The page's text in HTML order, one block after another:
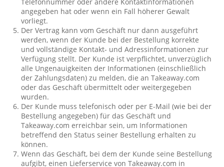
angegeben hat oder wenn ein Fall höherer Gewalt
vorliegt.
Der Vertrag kann vom Geschäft nur dann ausgeführt
werden, wenn der Kunde bei der Bestellung korrekte
und vollständige Kontakt- und Adressinformationen zur
Verfügung stellt. Der Kunde ist verpflichtet, unverzüglich
alle Ungenauigkeiten der Informationen (einschließlich
der Zahlungsdaten) zu melden, die an Takeaway.com
oder das Geschäft übermittelt oder weitergegeben
wurden.
Der Kunde muss telefonisch oder per E-Mail (wie bei der
Bestellung angegeben) für das Geschäft und
Takeaway.com erreichbar sein, um Informationen
betreffend den Status seiner Bestellung erhalten zu
können.
Wenn das Geschäft, bei dem der Kunde seine Bestellung
aufgibt, einen Lieferservice von Takeaway.com in